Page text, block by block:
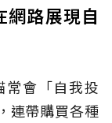
網路展現自
會「自我投
連帶購買各種